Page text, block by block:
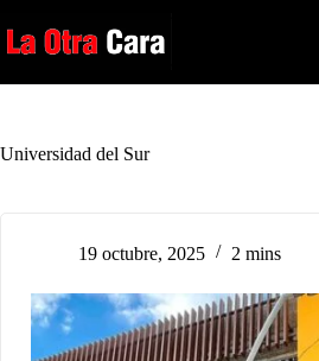
al
contenido
Universidad del Sur
19 octubre, 2025 2 mins